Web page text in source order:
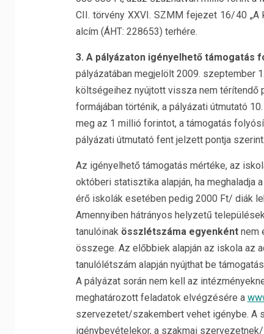
CII. törvény XXVI. SZMM fejezet 16/40
alcím (ÁHT: 228653) terhére.
3. A pályázaton igényelhető támogatás
pályázatában megjelölt 2009. szeptember
költségeihez nyújtott vissza nem
formájában történik, a pályázati útmutató
meg az 1 millió forintot, a támogatás
pályázati útmutató fent jelzett pontja szerint.
Az igényelhető támogatás mértéke, az
októberi statisztika alapján, ha
érő iskolák esetében pedig 2000 Ft/ diák
Amennyiben hátrányos helyzetű
tanulóinak összlétszáma egyenkéntnem
összege. Az előbbiek alapján az iskola az
tanulólétszám alapján nyújthat be
A pályázat során nem kell az
meghatározott feladatok elvégzésére a
szervezetet/szakembert vehet igénybe. A
igénybevételekor, a szakmai